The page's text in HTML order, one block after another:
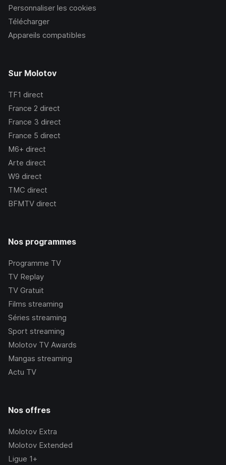
Personnaliser les cookies
Télécharger
Appareils compatibles
Sur Molotov
TF1 direct
France 2 direct
France 3 direct
France 5 direct
M6+ direct
Arte direct
W9 direct
TMC direct
BFMTV direct
Nos programmes
Programme TV
TV Replay
TV Gratuit
Films streaming
Séries streaming
Sport streaming
Molotov TV Awards
Mangas streaming
Actu TV
Nos offres
Molotov Extra
Molotov Extended
Ligue 1+